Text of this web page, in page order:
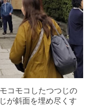
コモコしたつつじの
が斜面を埋め尽くす